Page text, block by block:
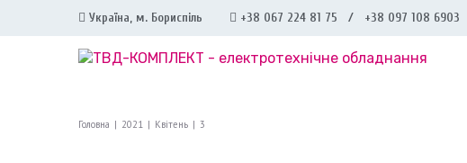
Україна, м. Бориспіль +38 067 224 81 75 / +38 097 108 6903
Головна | 2021 | Квітень | 3